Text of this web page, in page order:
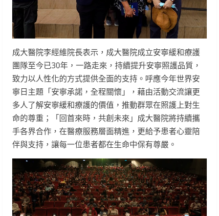
成大醫院李經維院長表示，成大醫院成立安寧緩和療護
團隊至今已30年，一路走來，持續提升安寧照護品質，
致力以人性化的方式提供全面的支持。呼應今年世界安
寧日主題「安寧承諾，全程關懷」，藉由活動交流讓更
多人了解安寧緩和療護的價值，推動群眾在照護上對生
命的尊重；「回首來時，共創未來」成大醫院將持續攜
手各界合作，在醫療服務層面精進，更給予患者心靈陪
伴與支持，讓每一位患者都在生命中保有尊嚴。